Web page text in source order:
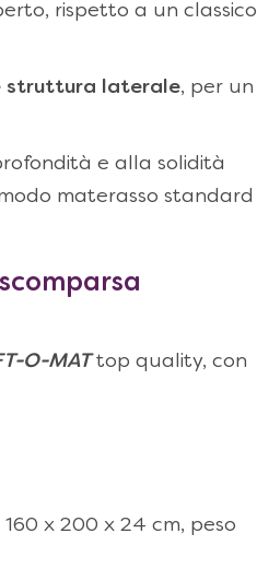
rispetto a un classico
struttura laterale, per un
e alla solidità
materasso standard
O-MATtop quality, con
x 200 x 24 cm, peso